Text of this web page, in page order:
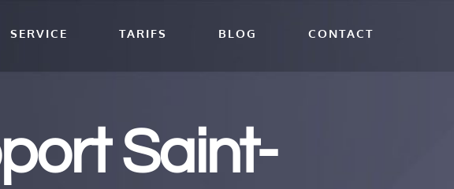
SERVICE TARIFS BLOG CONTACT
Saint-